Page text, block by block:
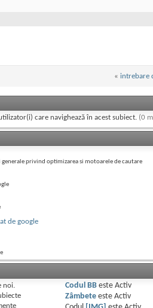
« intrebare
care navighează în acest subiect. (0
privind optimizarea si motoarele de cautare
de google
noi.
Codul BBeste Activ
Zâmbeteeste Activ